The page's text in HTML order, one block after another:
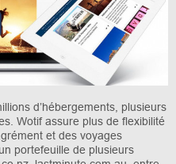
d’hébergements, plusieurs
Wotif assure plus de flexibilité
et des voyages
portefeuille de plusieurs